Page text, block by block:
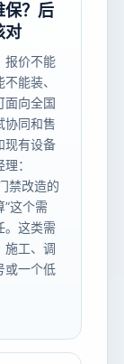
保？后
对
报价不能
能装、
面向全国
协同和售
现有设备
：
禁改造的
这个需
。这类需
施工、调
或一个低